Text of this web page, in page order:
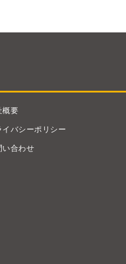
概要
イバシーポリシー
い合わせ